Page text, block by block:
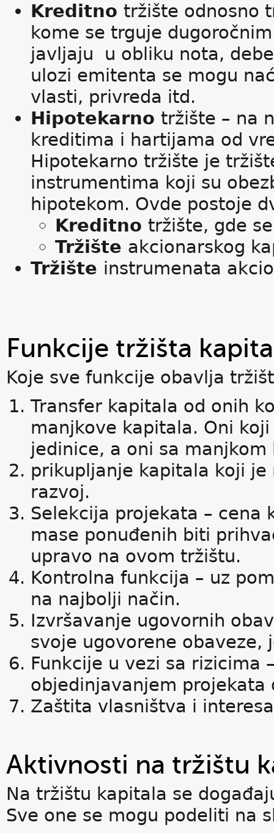
Kreditno tržište odnosno
kome se trguje
javljaju u obliku nota,
ulozi emitenta se mogu
vlasti, privreda itd.
Hipotekarno tržište – na
kreditima i hartijama od
Hipotekarno tržište je
instrumentima koji su
hipotekom. Ovde postoje
Kreditno tržište, gde
Tržište akcionarskog
Tržište instrumenata
Funkcije tržišta
Koje sve funkcije obavlja
Transfer kapitala od onih
manjkove kapitala. Oni
jedinice, a oni sa
prikupljanje kapitala koji
razvoj.
Selekcija projekata – cena
mase ponuđenih biti
upravo na ovom tržištu.
Kontrolna funkcija – uz
na najbolji način.
Izvršavanje ugovornih
svoje ugovorene obaveze,
Funkcije u vezi sa rizicima
objedinjavanjem projekata
Zaštita vlasništva i
Aktivnosti na tržištu
Na tržištu kapitala se
Sve one se mogu podeliti na